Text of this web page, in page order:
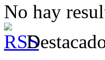
No hay